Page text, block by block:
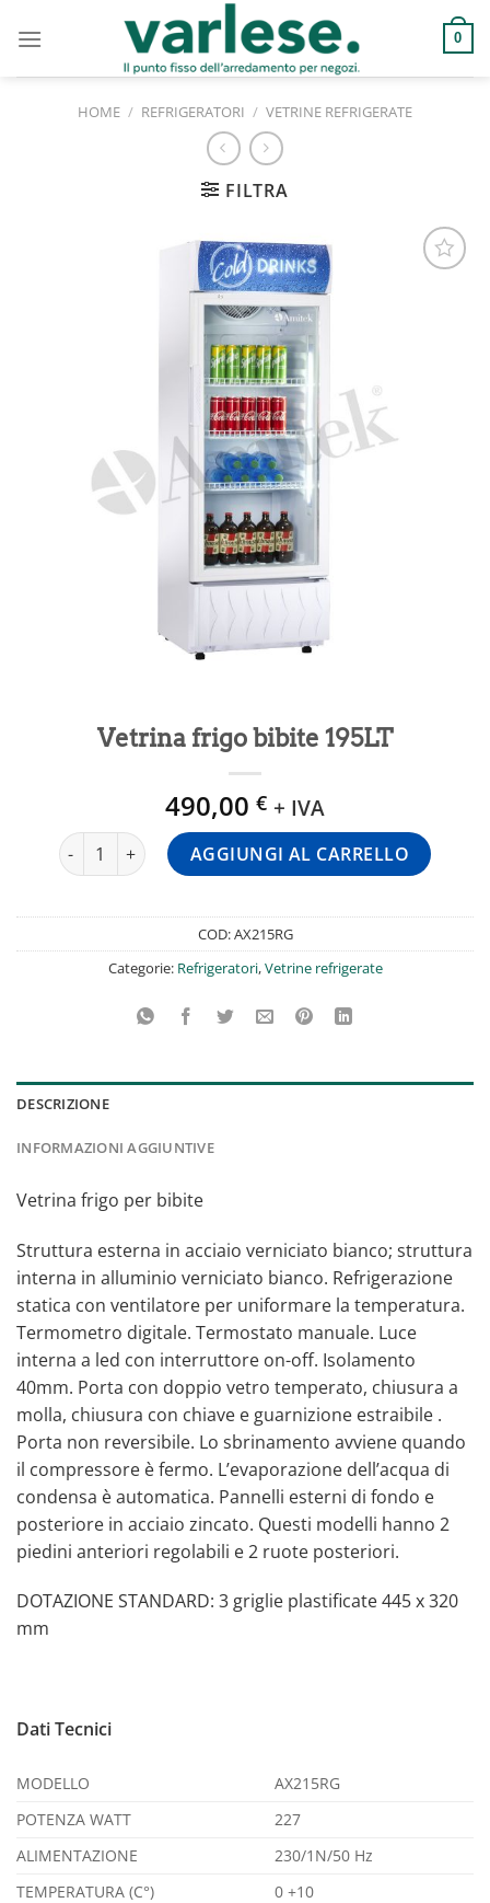
0
HOME / REFRIGERATORI / VETRINE REFRIGERATE
FILTRA
Vetrina frigo bibite 195LT
490,00 € + IVA
Vetrina frigo bibite 195LT quantità
AGGIUNGI AL CARRELLO
COD:AX215RG
Categorie: Refrigeratori,Vetrine refrigerate
DESCRIZIONE
INFORMAZIONI AGGIUNTIVE
Vetrina frigo per bibite
Struttura esterna in acciaio verniciato bianco; struttura
interna in alluminio verniciato bianco. Refrigerazione
statica con ventilatore per uniformare la temperatura.
Termometro digitale. Termostato manuale. Luce
interna a led con interruttore on-off. Isolamento
40mm. Porta con doppio vetro temperato, chiusura a
molla, chiusura con chiave e guarnizione estraibile .
Porta non reversibile. Lo sbrinamento avviene quando
il compressore è fermo. L’evaporazione dell’acqua di
condensa è automatica. Pannelli esterni di fondo e
posteriore in acciaio zincato. Questi modelli hanno 2
piedini anteriori regolabili e 2 ruote posteriori.
DOTAZIONE STANDARD: 3 griglie plastificate 445 x 320
mm
Dati Tecnici
MODELLO
AX215RG
POTENZA WATT
227
ALIMENTAZIONE
230/1N/50 Hz
TEMPERATURA (C°)
0 +10